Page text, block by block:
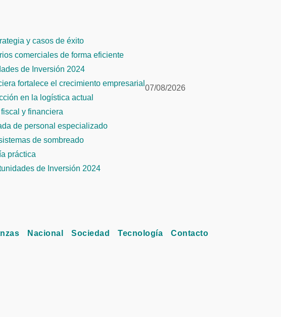
y casos de éxito
comerciales de forma eficiente
de Inversión 2024
fortalece el crecimiento empresarial
en la logística actual
y financiera
de personal especializado
de sombreado
práctica
de Inversión 2024
07/08/2026
Nacional Sociedad Tecnología Contacto